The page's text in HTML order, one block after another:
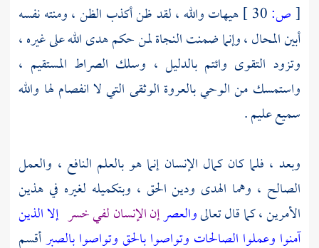
[ص:
هيهات والله ، لقد ظن أكذب الظن ، ومنته نفسه
أبين المحال ، وإنما ضمنت النجاة لمن حكم هدى الله على غيره ،
وتزود التقوى وائتم بالدليل ، وسلك الصراط المستقيم ،
واستمسك من الوحي بالعروة الوثقى التي لا انفصام لها والله
سميع عليم .
وبعد ، فلما كان كمال الإنسان إنما هو بالعلم النافع ، والعمل
الصالح ، وهما الهدى ودين الحق ، وبتكميله لغيره في هذين
الأمرين ، كما قال تعالىوالعصرإن الإنسان لفي خسر إلا الذين
آمنوا وعملوا الصالحات وتواصوا بالحق وتواصوا بالصبرأقسم